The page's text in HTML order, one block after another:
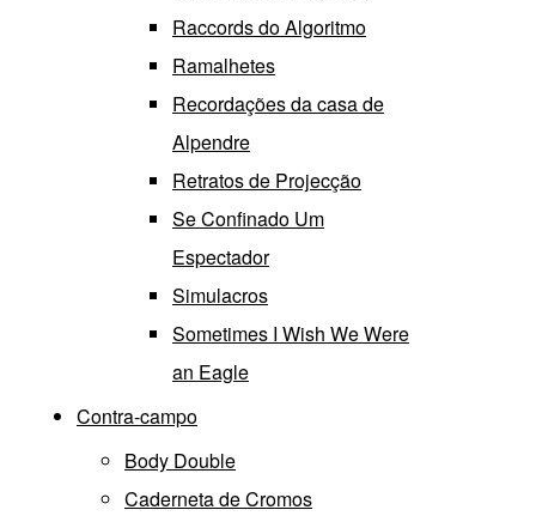
Raccords do Algoritmo
Ramalhetes
Recordações da casa de
Alpendre
Retratos de Projecção
Se Confinado Um
Espectador
Simulacros
Sometimes I Wish We Were
an Eagle
Contra-campo
Body Double
Caderneta de Cromos